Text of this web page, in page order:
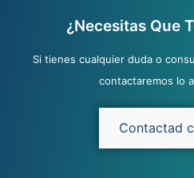
¿Necesitas Que
Si tienes cualquier duda o
contactaremos lo
Contactad